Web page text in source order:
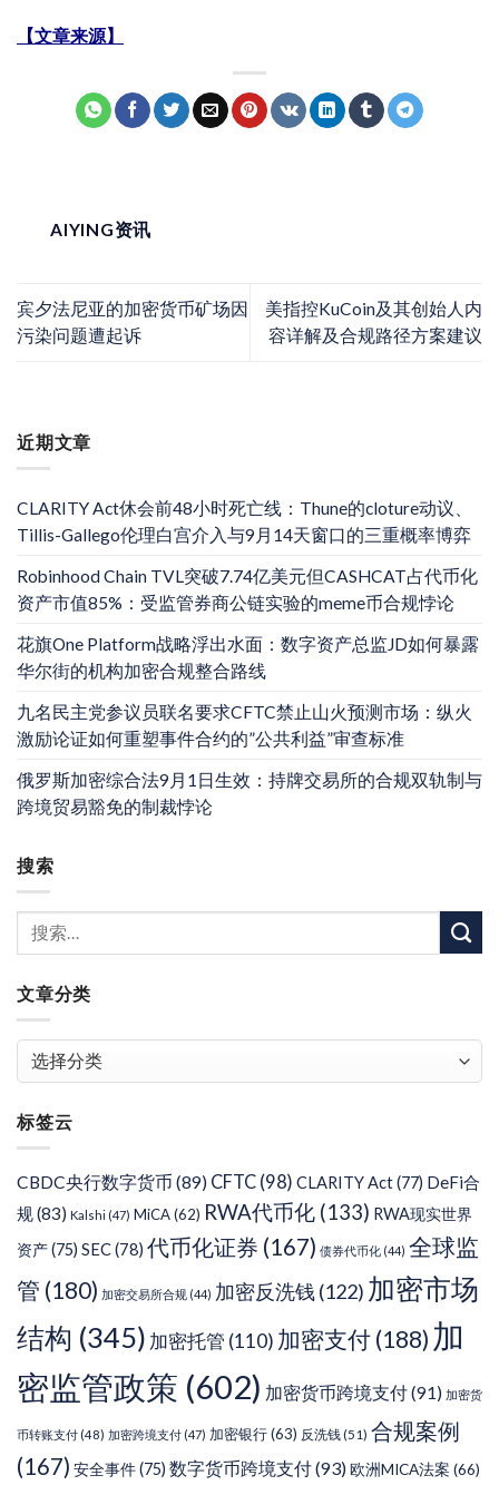
近期文章
CLARITY Act休会前48小时死亡线：Thune的cloture动议、
Tillis-Gallego伦理白宫介入与9月14天窗口的三重概率博弈
Robinhood Chain TVL突破7.74亿美元但CASHCAT占代币化
资产市值85%：受监管券商公链实验的meme币合规悖论
花旗One Platform战略浮出水面：数字资产总监JD如何暴露
华尔街的机构加密合规整合路线
九名民主党参议员联名要求CFTC禁止山火预测市场：纵火
激励论证如何重塑事件合约的”公共利益”审查标准
俄罗斯加密综合法9月1日生效：持牌交易所的合规双轨制与
跨境贸易豁免的制裁悖论
搜索
文章分类
类
标签云
CBDC央行数字货币 (89) CFTC (98) CLARITY Act(77) DeFi合
规 (83) Kalshi (47) MiCA(62) RWA代币化 (133) RWA现实世界
资产(75) SEC(78) 代币化证券 (167) 债券代币化 (44) 全球监
管 (180) 加密交易所合规 (44) 加密反洗钱 (122) 加密市场
结构 (345) 加密托管 (110) 加密支付 (188) 加
密监管政策 (602) 加密货币跨境支付(91) 加密货
币转账支付 (48) 加密跨境支付 (47) 加密银行(63) 反洗钱(51) 合规案例
(167) 安全事件(75) 数字货币跨境支付(93)欧洲MICA法案 (66)
【文章来源】
AIYING资讯
宾夕法尼亚的加密货币矿场因
污染问题遭起诉
美指控KuCoin及其创始人内
容详解及合规路径方案建议